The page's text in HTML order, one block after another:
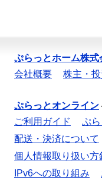
ぷらっとホーム株式
会社概要
株主・
ぷらっとオンライン
ご利用ガイド
ぷ
配送・決済について
個人情報取り扱い方
IPv6への取り組み